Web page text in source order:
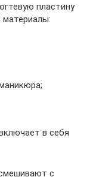
пластину
в себя
с